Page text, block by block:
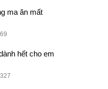
ma ăn mất
69
hết cho em
327